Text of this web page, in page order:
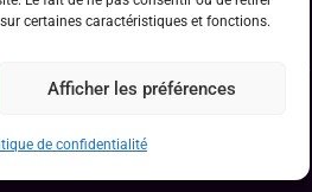
certaines caractéristiques et fonctions.
Afficher les préférences
de confidentialité
Les partenaires de l’AFSEP
Demande de subvention congrès
Politique confidentialité
Politique de cookies